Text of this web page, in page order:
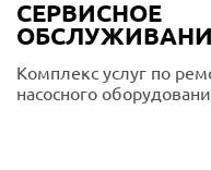
СЕРВИСНОЕ
Комплекс услуг по
насосного